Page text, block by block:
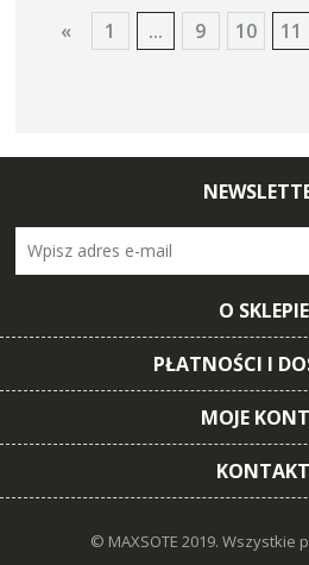
« 1 ... 9 10 11
O SKLEPIE
PŁATNOŚCI I
MOJE
KONTAKT
© MAXSOTE 2019. Wszystkie